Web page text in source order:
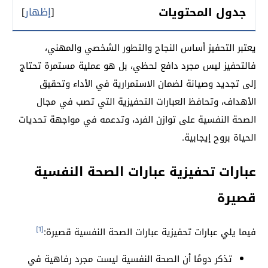
جدول المحتويات [إظهار]
يعتبر التحفيز أساس النجاح والتطور الشخصي والمهني،
فالتحفيز ليس مجرد دافع لحظي، بل هو عملية مستمرة تحتاج
إلى تجديد وصيانة لضمان الاستمرارية في الأداء وتحقيق
الأهداف، وتحافظ العبارات التحفيزية التي تصب في مجال
الصحة النفسية على توازن الفرد، وتدعمه في مواجهة تحديات
الحياة بروح إيجابية.
عبارات تحفيزية عبارات الصحة النفسية
قصيرة
فيما يلي عبارات تحفيزية عبارات الصحة النفسية قصيرة:[1]
تذكر دومًا أن الصحة النفسية ليست مجرد رفاهية في